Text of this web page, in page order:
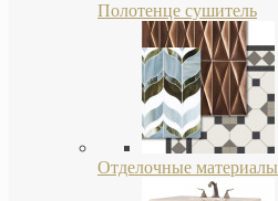
Полотенце сушитель
Отделочные материалы